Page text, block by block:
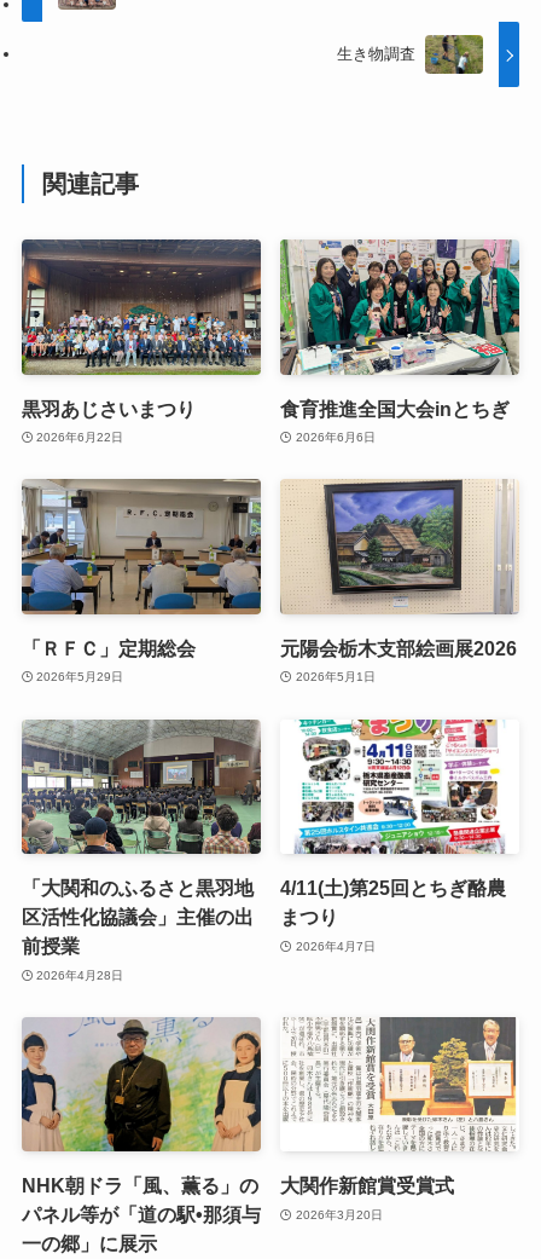
生き物調査
関連記事
黒羽あじさいまつり
2026年6月22日
食育推進全国大会inとちぎ
2026年6月6日
「ＲＦＣ」定期総会
2026年5月29日
元陽会栃木支部絵画展2026
2026年5月1日
「大関和のふるさと黒羽地
区活性化協議会」主催の出
前授業
2026年4月28日
4/11(土)第25回とちぎ酪農
まつり
2026年4月7日
NHK朝ドラ「風、薫る」の
パネル等が「道の駅•那須与
一の郷」に展示
大関作新館賞受賞式
2026年3月20日